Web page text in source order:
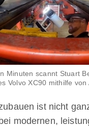
Minuten scannt Stuart
Volvo XC90 mithilfe von
ist nicht
modernen,